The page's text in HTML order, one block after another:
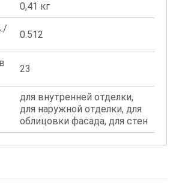
0,41 кг
0.512
23
для внутренней отделки,
для наружной отделки, для
облицовки фасада, для стен